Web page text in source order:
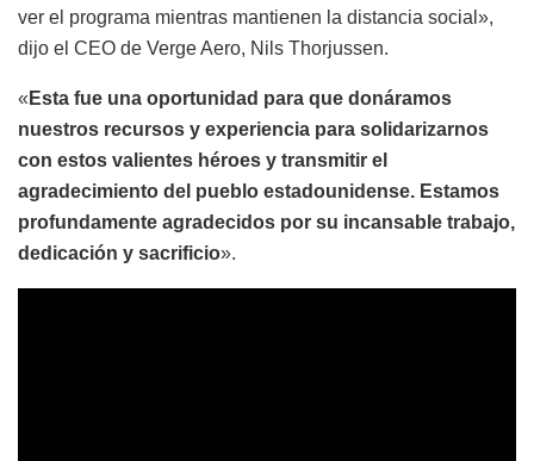
ver el programa mientras mantienen la distancia social»,
dijo el CEO de Verge Aero, Nils Thorjussen.
« Esta fue una oportunidad para que donáramos
nuestros recursos y experiencia para solidarizarnos
con estos valientes héroes y transmitir el
agradecimiento del pueblo estadounidense. Estamos
profundamente agradecidos por su incansable trabajo,
dedicación y sacrificio».